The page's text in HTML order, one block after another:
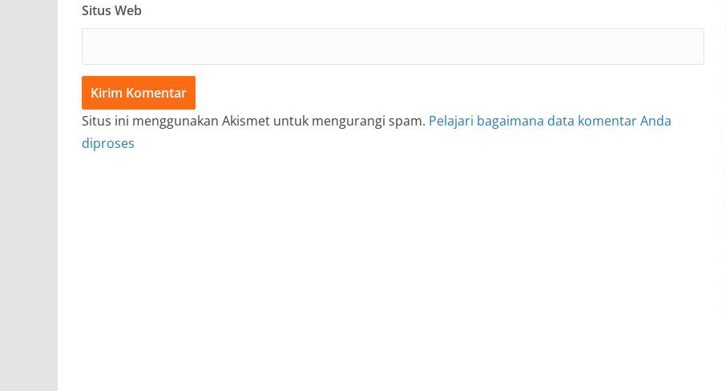
Situs Web
Situs ini menggunakan Akismet untuk mengurangi spam. Pelajari bagaimana data komentar Anda
diproses